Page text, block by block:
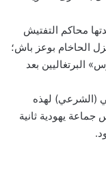
محاكم التفتيش
الحاخام بوعز باش؛
البرتغاليين بعد
(الشرعي) لهذه
يهودية ثانية